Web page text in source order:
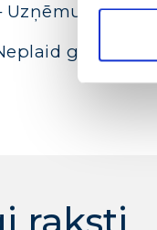
Uzņēmumiem,
garām